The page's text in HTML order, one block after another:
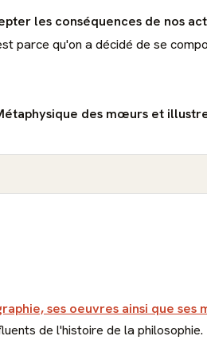
les conséquences de nos
parce qu'on a décidé de se
des mœurs et
ses oeuvres ainsi que
de l'histoire de la